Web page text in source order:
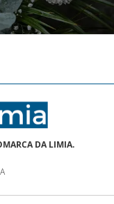
DA LIMIA.